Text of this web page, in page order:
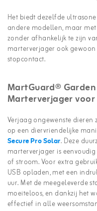
Het biedt dezelfde
andere modellen, maar
zonder afhankelijk te zijn
marterverjager ook
stopcontact.
MartGuard®
Marterverjager
Verjaag ongewenste dieren
op een diervriendelijke
Secure Pro Solar. Deze
marterverjager is
of stroom. Voor extra
USB opladen, met een
uur. Met de meegeleverde
moeiteloos, en dankzij het
effectief in alle